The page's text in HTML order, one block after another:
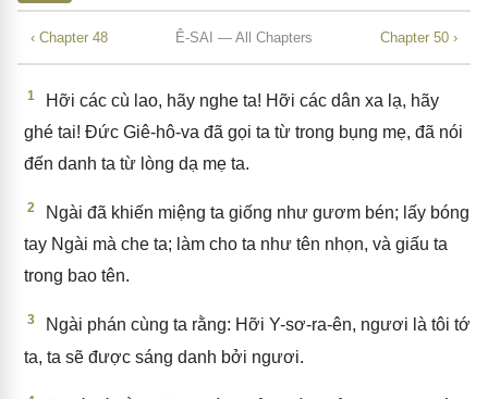
‹ Chapter 48 Ê-SAI — All Chapters Chapter 50 ›
1
Hỡi các cù lao, hãy nghe ta! Hỡi các dân xa lạ, hãy
ghé tai! Đức Giê-hô-va đã gọi ta từ trong bụng mẹ, đã nói
đến danh ta từ lòng dạ mẹ ta.
2
Ngài đã khiến miệng ta giống như gươm bén; lấy bóng
tay Ngài mà che ta; làm cho ta như tên nhọn, và giấu ta
trong bao tên.
3
Ngài phán cùng ta rằng: Hỡi Y-sơ-ra-ên, ngươi là tôi tớ
ta, ta sẽ được sáng danh bởi ngươi.